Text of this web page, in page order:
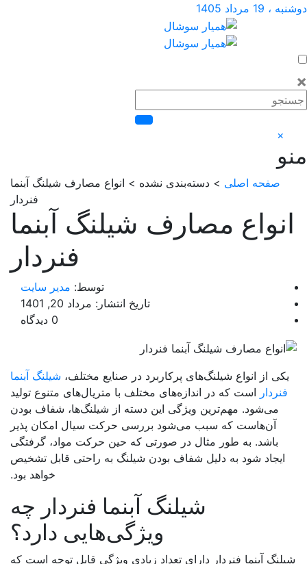
1405
صفحه اصلی> دسته‌بندی نشده > انواع مصارف شیلنگ آبنما
فنردار
مصارف شیلنگ آبنما
فنردار
توسط:مدیر سایت
تاریخ انتشار: مرداد 20, 1401
از انواع شیلنگ‌های پرکاربرد در صنایع مختلف،شیلنگ آبنما
است که در اندازه‌های مختلف با متریال‌های متنوع تولید
می‌شود. مهم‌ترین ویژگی این دسته از شیلنگ‌ها، شفاف بودن
آن‌هاست که سبب می‌شود بررسی حرکت سیال امکان پذیر
باشد. به طور مثال در صورتی که حین حرکت مواد، گرفتگی
ایجاد شود به دلیل شفاف بودن شیلنگ به راحتی قابل تشخیص
خواهد بود.
شیلنگ آبنما فنردار چه
ویژگی‌هایی دارد؟
آبنما فنردار دارای تعداد زیادی ویژگی قابل توجه است که